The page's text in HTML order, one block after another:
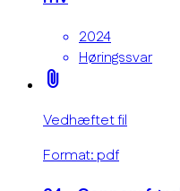
2024
Høringssvar
attach_file
Vedhæftet fil
Format: pdf